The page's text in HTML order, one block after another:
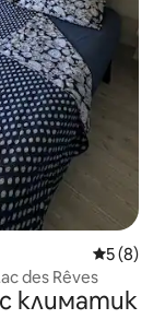
Средна
5 (8)
des Rêves
климатик